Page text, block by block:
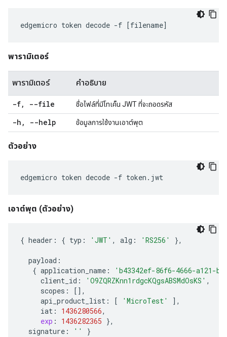
edgemicro token decode -f [filename]
พารามิเตอร์
พารามิเตอร์ คำอธิบาย
-f, --file ชื่อไฟล์ที่มีโทเค็น JWT ที่จะถอดรหัส
-h , --help ข้อมูลการใช้งานเอาต์พุต
ตัวอย่าง
edgemicro token decode -f token.jwt
เอาต์พุต (ตัวอย่าง)
{ header : { typ : 'JWT' , alg : 'RS256' },
payload :
{ application_name :
'b43342ef-86f6-4666-a121-
client_id : 'O9ZQRZKnn1rdgcKQgsABSMdOsKS' ,
scopes :
[],
api_product_list : [ 'MicroTest'
],
iat : 1436280566,
exp : 1436282365 },
signature : '' }